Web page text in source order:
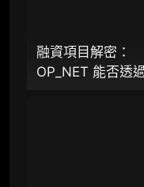
资产）​
定制化研究
融資項目解密：
OP_NET 能否透